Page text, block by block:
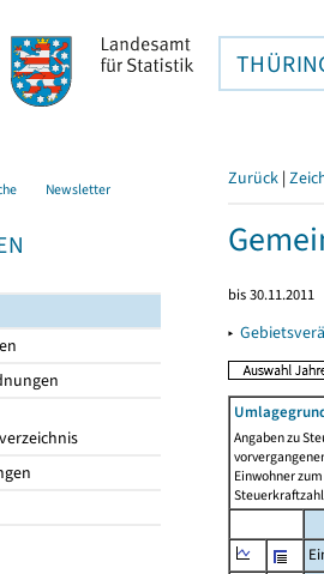
Newsletter Zurück |
bis 30.11.2011
▸
Angaben zu
Einwohner